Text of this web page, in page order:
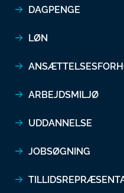
DAGPENGE
LØN
ARBEJDSMILJØ
UDDANNELSE
JOBSØGNING